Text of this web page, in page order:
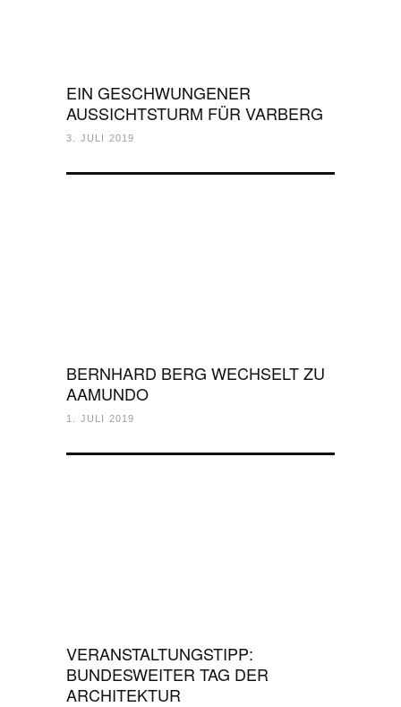
EIN GESCHWUNGENER
AUSSICHTSTURM FÜR VARBERG
3. JULI 2019
BERNHARD BERG WECHSELT ZU
AAMUNDO
1. JULI 2019
VERANSTALTUNGSTIPP:
BUNDESWEITER TAG DER
ARCHITEKTUR